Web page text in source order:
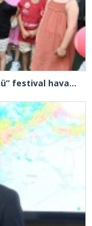
Gaziosmanpaşa’da “Dünya Karpuz Günü” festival havasında kutlandı